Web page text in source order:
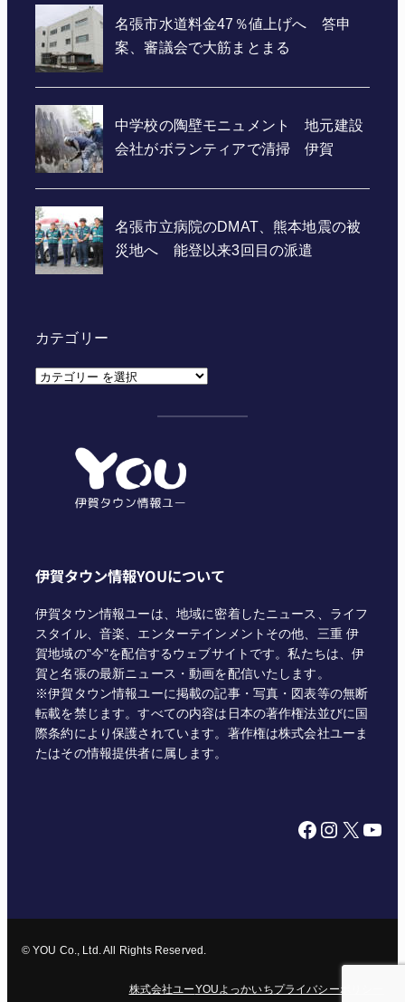
カテゴリー
カ
伊賀タウン情報YOUについて
伊賀タウン情報ユーは、地域に密着したニュース、ライフ
スタイル、音楽、エンターテインメントその他、三重 伊
賀地域の"今"を配信するウェブサイトです。私たちは、伊
賀と名張の最新ニュース・動画を配信いたします。
※伊賀タウン情報ユーに掲載の記事・写真・図表等の無断
転載を禁じます。すべての内容は日本の著作権法並びに国
際条約により保護されています。著作権は株式会社ユーま
たはその情報提供者に属します。
Facebook Instagram X YouTube
© YOU Co., Ltd. All Rights Reserved.
株式会社ユーYOUよっかいちプライバシーポリシー